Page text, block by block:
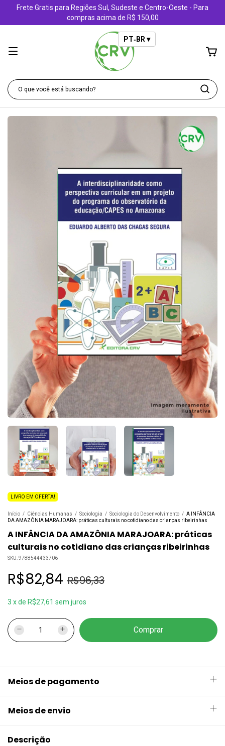
Frete Gratis para Regiões Sul, Sudeste e Centro-Oeste - Para
compras acima de R$ 150,00
PT‑BR ▾
LIVRO EM OFERTA!
Início / Ciências Humanas / Sociologia / Sociologia do Desenvolvimento / A INFÂNCIA
DA AMAZÔNIA MARAJOARA: práticas culturais no cotidiano das crianças ribeirinhas
A INFÂNCIA DA AMAZÔNIA MARAJOARA: práticas
culturais no cotidiano das crianças ribeirinhas
SKU:9788544433706
R$82,84 R$96,33
3 xde R$27,61 sem juros
Meios de pagamento
Meios de envio
Descrição